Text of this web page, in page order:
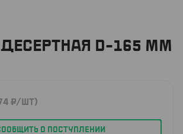
D-165 ММ
₽/ШТ)
О ПОСТУПЛЕНИИ